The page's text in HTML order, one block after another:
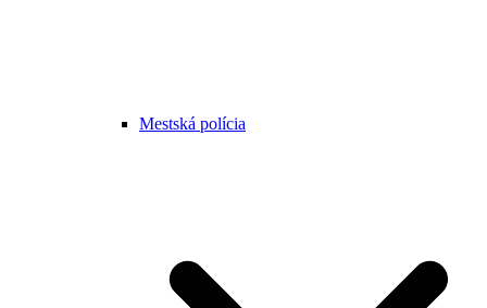
Mestská polícia